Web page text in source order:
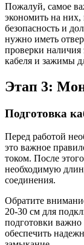
Пожалуй, самое
экономить на них,
безопасность и
нужно иметь
проверки наличия
кабеля и зажимы
Этап 3:
Подготовка
Перед работой
это важное
током. После
необходимую
соединения.
Обратите
20-30 см для
подготовки
обеспечить